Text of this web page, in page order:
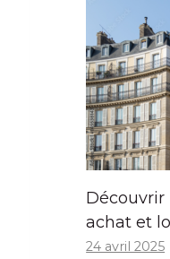
Découvrir
achat et
24 avril 2025